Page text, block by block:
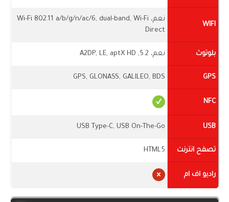
WIFI
نعم، Wi-Fi 802.11 a/b/g/n/ac/6, dual-band, Wi-Fi
Direct
بلوتوث نعم، 5.2, A2DP, LE, aptX HD
GPS
GPS, GLONASS, GALILEO, BDS
NFC
USB
USB Type-C, USB On-The-Go
تصفح انترنت HTML5
راديو اف ام